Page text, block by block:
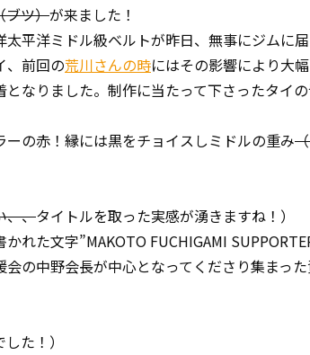
ブツ）が来ました！
平洋ミドル級ベルトが昨日、無事にジムに届
、前回の荒川さんの時にはその影響により大
なりました。制作に当たって下さったタイ
の赤！縁には黒をチョイスしミドルの重み
、、タイトルを取った実感が湧きますね！）
れた文字”MAKOTO FUCHIGAMI
の中野会長が中心となってくださり集まっ
た！）